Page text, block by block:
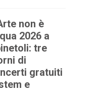
non è
2026 a
tre
di
gratuiti
e